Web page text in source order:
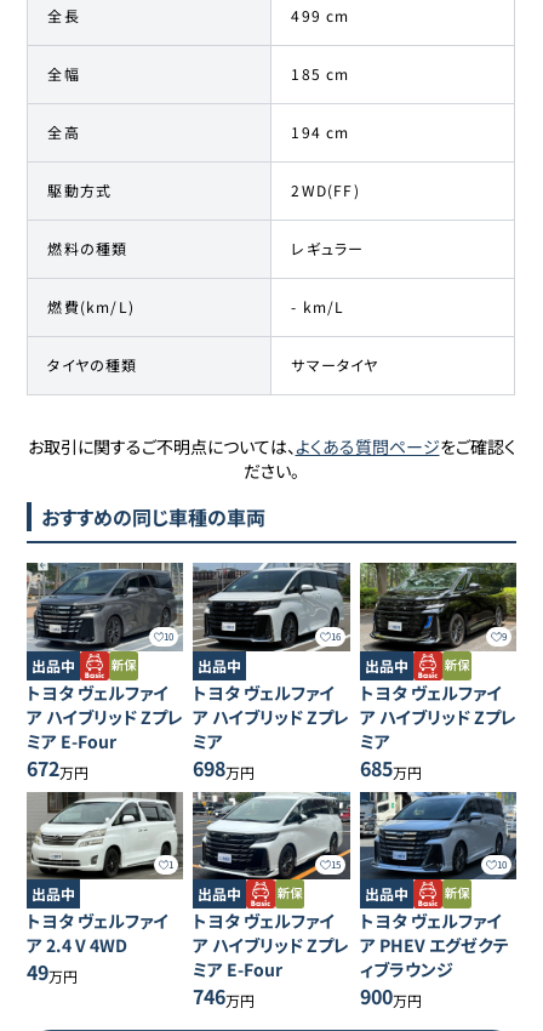
全長 499 cm
全幅 185 cm
全高 194 cm
駆動方式 2WD(FF)
燃料の種類 レギュラー
燃費(km/L) - km/L
タイヤの種類 サマータイヤ
お取引に関するご不明点については、よくある質問ページをご確認く
ださい。
おすすめの同じ車種の車両
10
出品中
トヨタ ヴェルファイ
ア ハイブリッド Zプレ
ミア E-Four
672万円
16
出品中
トヨタ ヴェルファイ
ア ハイブリッド Zプレ
ミア
698万円
9
出品中
トヨタ ヴェルファイ
ア ハイブリッド Zプレ
ミア
685万円
1
出品中
トヨタ ヴェルファイ
ア2.4 V 4WD
49万円
15
出品中
トヨタ ヴェルファイ
ア ハイブリッド Zプレ
ミア E-Four
746万円
10
出品中
トヨタ ヴェルファイ
ア PHEV エグゼクテ
ィブラウンジ
900万円